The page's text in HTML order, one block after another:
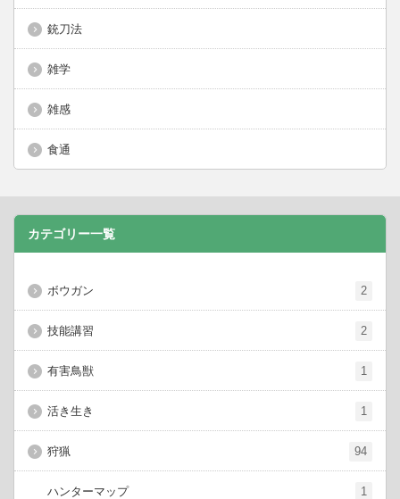
銃刀法
雑学
雑感
食通
カテゴリー一覧
ボウガン 2
技能講習 2
有害鳥獣 1
活き生き 1
狩猟 94
ハンターマップ 1